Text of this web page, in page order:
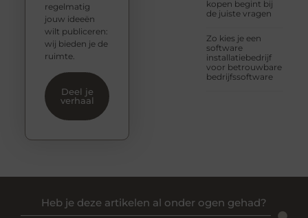
kopen begint bij
de juiste vragen
Zo kies je een
software
installatiebedrijf
voor betrouwbare
bedrijfssoftware
regelmatig
jouw ideeën
wilt publiceren:
wij bieden je de
ruimte.
Deel je
verhaal
Heb je deze artikelen al onder ogen gehad?